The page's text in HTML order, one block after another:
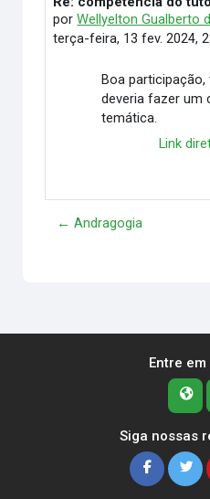
porWellyelton Gualberto
terça-feira, 13 fev. 2024,
Boa
deveria fazer um
temática.
Link
← Andragogia
Entre
Siga nossas